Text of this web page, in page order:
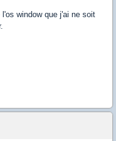
window que j'ai ne soit